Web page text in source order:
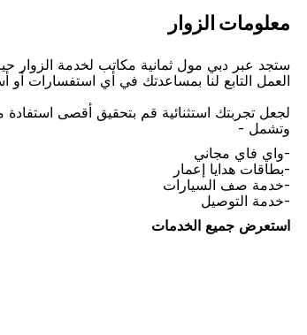
ﻣﻌﻠﻮﻣﺎﺕ اﻟﺰﻭاﺭ
ﺳﺘﺠﺪ ﻋﺒﺮ ﺩﺑﻲ ﻣﻮﻝ ﺛﻤﺎﻧﻴﺔ ﻣﻜﺎﺗﺐ ﻟﺨﺪﻣﺔ اﻟﺰﻭاﺭ
اﻟﻌﻤﻞ اﻟﺘﺎﺑﻊ ﻟﻨﺎ ﺑﻤﺴﺎﻋﺪﺗﻚ ﻓﻲ ﺃﻱ اﺳﺘﻔﺴﺎﺭاﺕ ﺃﻭ
ﻟﺠﻌﻞ ﺗﺠﺮﺑﺘﻚ اﺳﺘﺜﻨﺎﺋﻴﺔ ﻗﻢ ﺑﺘﺤﻘﻴﻖ ﺃﻗﺼﻰ
ﻭﺗﺸﻤﻞ -
-ﻭاﻱ ﻓﺎﻱ ﻣﺠﺎﻧﻲ
-ﺑﻄﺎﻗﺎﺕ ﻫﺪاﻳﺎ ﺇﻋﻤﺎﺭ
-ﺧﺪﻣﺔ ﺻﻒ اﻟﺴﻴﺎﺭاﺕ
-ﺧﺪﻣﺔ اﻟﺘﻮﺻﻴﻞ
اﺳﺘﻌﺮﺽ ﺟﻤﻴﻊ اﻟﺨﺪﻣﺎﺕ